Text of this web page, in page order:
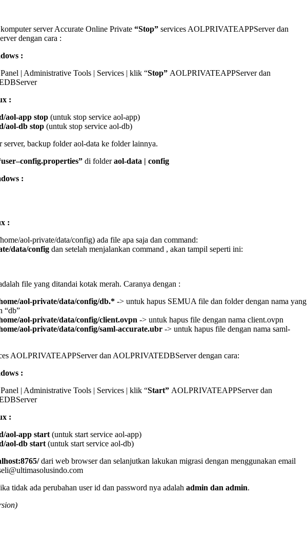
server Accurate Online Private “Stop” services AOLPRIVATEAPPServer dan
dengan cara :
:
| Administrative Tools | Services | klik “Stop” AOLPRIVATEAPPServer dan
:
aol-app stop (untuk stop service aol-app)
aol-db stop (untuk stop service aol-db)
server, backup folder aol-data ke folder lainnya.
user–config.properties” di folderaol-data | config
:
:
aol-private/data/config) ada file apa saja dan command:
data/config dan setelah menjalankan command , akan tampil seperti ini:
file yang ditandai kotak merah. Caranya dengan :
aol-private/data/config/db.* -> untuk hapus SEMUA file dan folder dengan nama yang
“db”
aol-private/data/config/client.ovpn -> untuk hapus file dengan nama client.ovpn
aol-private/data/config/saml-accurate.ubr -> untuk hapus file dengan nama saml-
AOLPRIVATEAPPServer dan AOLPRIVATEDBServer dengan cara:
:
| Administrative Tools | Services | klik “Start” AOLPRIVATEAPPServer dan
:
aol-app start (untuk start service aol-app)
aol-db start (untuk start service aol-db)
dari web browser dan selanjutkan lakukan migrasi dengan menggunakan email
tidak ada perubahan user id dan password nya adalah admin dan admin.